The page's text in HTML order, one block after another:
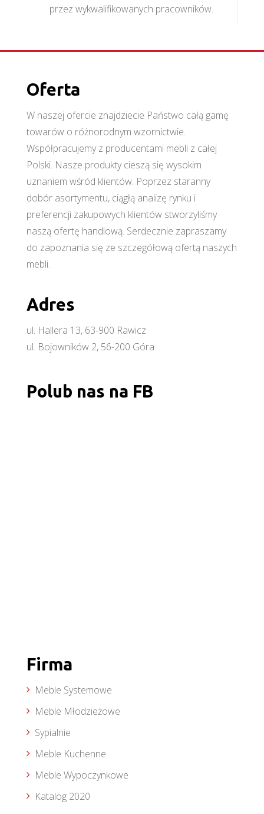
przez wykwalifikowanych pracowników.
Oferta
W naszej ofercie znajdziecie Państwo całą gamę
towarów o różnorodnym wzornictwie.
Współpracujemy z producentami mebli z całej
Polski. Nasze produkty cieszą się wysokim
uznaniem wśród klientów. Poprzez staranny
dobór asortymentu, ciągłą analizę rynku i
preferencji zakupowych klientów stworzyliśmy
naszą ofertę handlową. Serdecznie zapraszamy
do zapoznania się ze szczegółową ofertą naszych
mebli.
Adres
ul. Hallera 13, 63-900 Rawicz
ul. Bojowników 2, 56-200 Góra
Polub nas na FB
Firma
Meble Systemowe
Meble Młodzieżowe
Sypialnie
Meble Kuchenne
Meble Wypoczynkowe
Katalog 2020